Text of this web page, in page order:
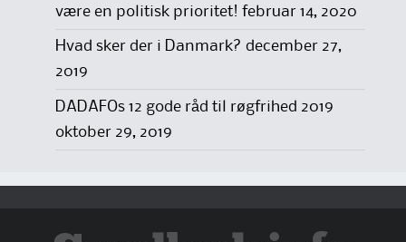
være en politisk prioritet! februar 14, 2020
Hvad sker der i Danmark? december 27,
2019
DADAFOs 12 gode råd til røgfrihed 2019
oktober 29, 2019